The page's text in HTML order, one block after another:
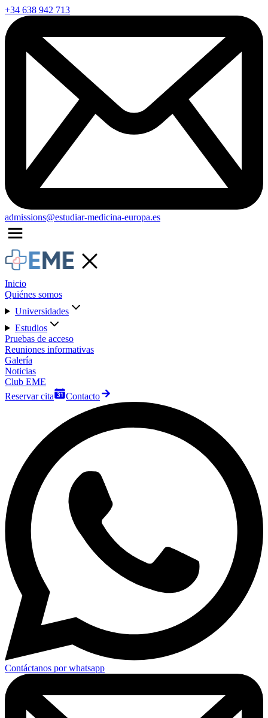
+34 638 942 713
admissions@estudiar-medicina-europa.es
Inicio
Quiénes somos
Universidades
Estudios
Pruebas de acceso
Reuniones informativas
Galería
Noticias
Club EME
Reservar cita
Contacto
Contáctanos por whatsapp